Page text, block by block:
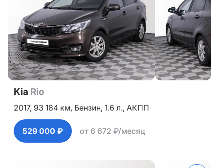
Kia Rio
2017, 93 184 км, Бензин, 1.6 л., АКПП
529 000 ₽ от 6 672 ₽/месяц